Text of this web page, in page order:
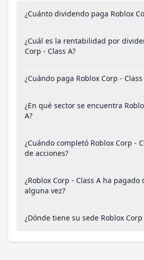
¿Cuánto dividendo paga Roblox
¿Cuál es la rentabilidad por
Corp - Class A?
¿Cuándo paga Roblox Corp -
¿En qué sector se encuentra
A?
¿Cuándo completó Roblox Corp -
de acciones?
¿Roblox Corp - Class A ha pagado
alguna vez?
¿Dónde tiene su sede Roblox Corp